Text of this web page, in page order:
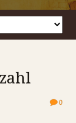
0